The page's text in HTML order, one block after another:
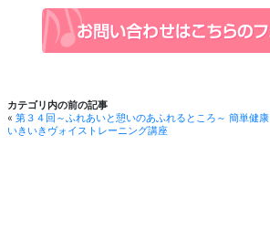
カテゴリ内の前の記事
« 第３４回～ふれあいと憩いのあふれるところ～ 簡単健康
いきいきヴォイストレーニング講座